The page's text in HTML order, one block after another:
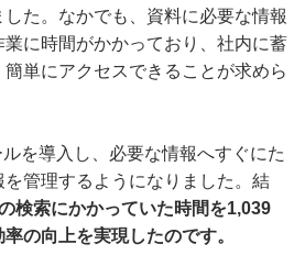
た。なかでも、資料に必要な情報
に時間がかかっており、社内に蓄
単にアクセスできることが求めら
を導入し、必要な情報へすぐにた
管理するようになりました。結
検索にかかっていた時間を1,039
の向上を実現したのです。